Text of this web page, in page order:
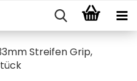
Streifen Grip,